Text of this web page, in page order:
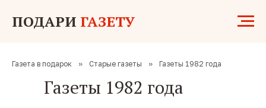
ПОДАРИ ГАЗЕТУ
Газета в подарок » Старые газеты » Газеты 1982 года
Газеты 1982 года